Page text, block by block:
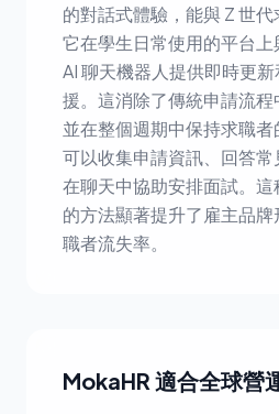
的對話式體驗，能與 Z 世代
它在學生日常使用的平台
AI 聊天機器人提供即時更
援。這消除了傳統申請流程
並在整個週期中保持求職
可以收集申請資訊、回答
在聊天中協助安排面試。
的方​​法顯著提升了雇主品
職者流失率。
MokaHR 適合全球營